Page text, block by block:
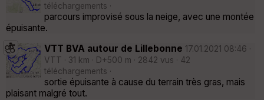
téléchargements ·
parcours improvisé sous la neige, avec une montée
épuisante.
VTT BVA autour de Lillebonne 17.01.2021 08:46 ·
VTT · 31 km · D+500 m · 2842 vus · 42
téléchargements ·
sortie épuisante à cause du terrain très gras, mais
plaisant malgré tout.